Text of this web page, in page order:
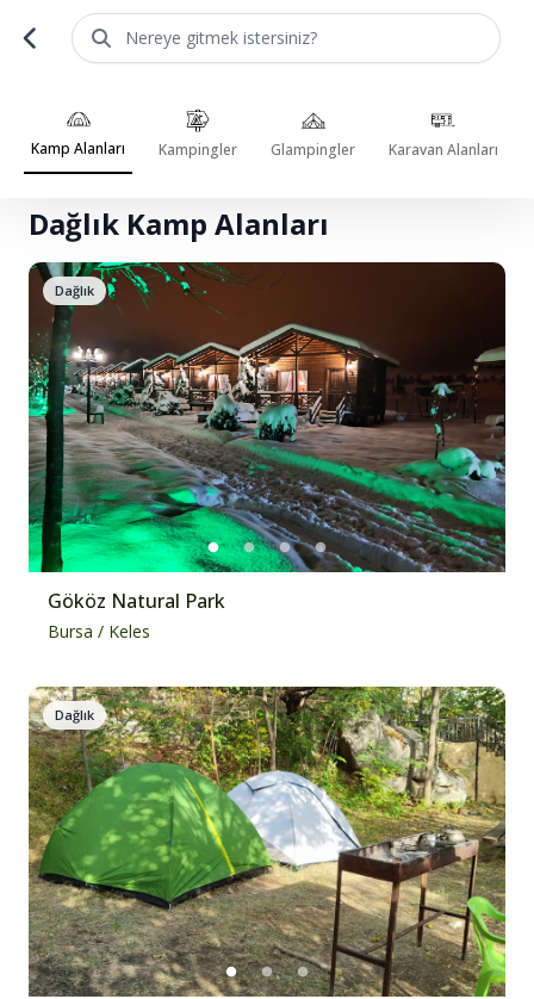
Nereye gitmek istersiniz?
Kamp Alanları Kampingler Glampingler Karavan Alanları
Ana Sayfa Kamp Alanları
Dağlık Kamp Alanları
Dağlık
Gököz Natural Park
Bursa / Keles
Dağlık